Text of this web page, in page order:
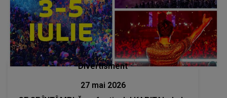
Divertisment
27 mai 2026